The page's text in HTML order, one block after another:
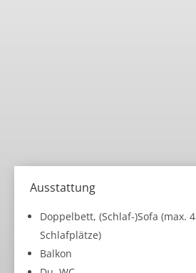
Ausstattung
Doppelbett, (Schlaf-)Sofa (max. 4
Schlafplätze)
Balkon